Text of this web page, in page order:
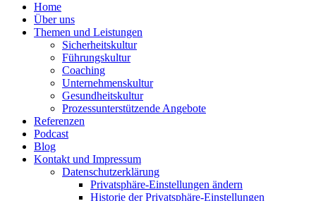
Home
Über uns
Themen und Leistungen
Sicher­heits­kultur
Führungs­kultur
Coaching
Unter­neh­mens­kultur
Gesund­heits­kultur
Prozess­un­ter­stüt­zende Angebote
Referenzen
Podcast
Blog
Kontakt und Impressum
Daten­schutz­er­klärung
Privat­sphäre-Einstel­lungen ändern
Historie der Privat­sphäre-Einstel­lungen